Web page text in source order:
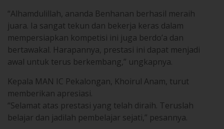
“Alhamdulillah, ananda Benhanan berhasil meraih
juara. Ia sangat tekun dan bekerja keras dalam
mempersiapkan kompetisi ini juga berdo’a dan
bertawakal. Harapannya, prestasi ini dapat menjadi
awal untuk terus berkembang,” ungkapnya.
Kepala MAN IC Pekalongan, Khoirul Anam, turut
memberikan apresiasi.
“Selamat atas prestasi yang telah diraih. Teruslah
belajar dan jadilah pembelajar sejati,” pesannya.